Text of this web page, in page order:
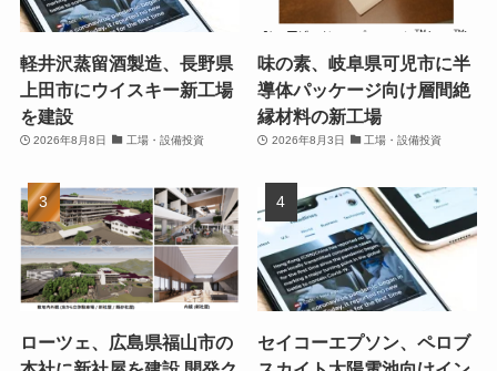
軽井沢蒸留酒製造、長野県
上田市にウイスキー新工場
を建設
2026年8月8日 工場・設備投資
味の素、岐阜県可児市に半
導体パッケージ向け層間絶
縁材料の新工場
2026年8月3日 工場・設備投資
ローツェ、広島県福山市の
セイコーエプソン、ペロブ